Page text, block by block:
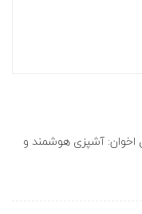
اخوان: آشپزی هوشمند و